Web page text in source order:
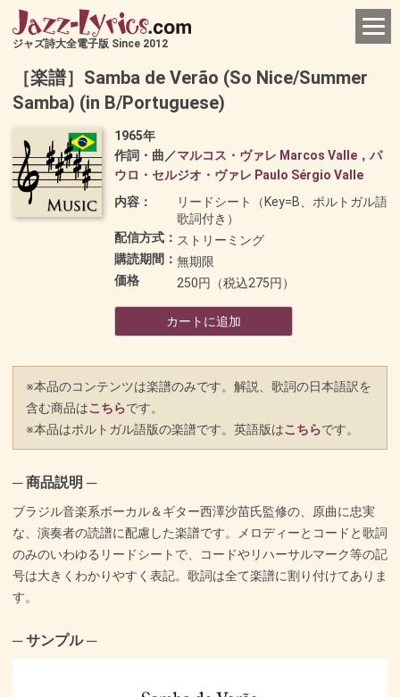
ジャズ詩大全電子版 Since 2012
［楽譜］Samba de Verão (So Nice/Summer
Samba) (in B/Portuguese)
1965年
作詞・曲／マルコス・ヴァレ Marcos Valle ， パ
ウロ・セルジオ・ヴァレ Paulo Sérgio Valle
内容：
リードシート（Key=B、ポルトガル語
歌詞付き）
配信方式： ストリーミング
購読期間： 無期限
価格
250円（税込275円）
カートに追加
※本品のコンテンツは楽譜のみです。解説、歌詞の日本語訳を
含む商品はこちらです。
※本品はポルトガル語版の楽譜です。英語版はこちらです。
─ 商品説明 ─
ブラジル音楽系ボーカル＆ギター西澤沙苗氏監修の、原曲に忠実
な、演奏者の読譜に配慮した楽譜です。メロディーとコードと歌詞
のみのいわゆるリードシートで、コードやリハーサルマーク等の記
号は大きくわかりやすく表記。歌詞は全て楽譜に割り付けてありま
す。
─ サンプル ─